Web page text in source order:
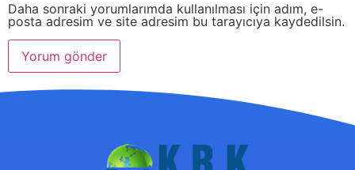
Daha sonraki yorumlarımda kullanılması için adım, e-
posta adresim ve site adresim bu tarayıcıya kaydedilsin.